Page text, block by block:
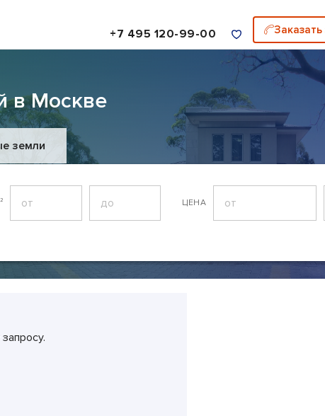
+7 495 120-99-00 Заказать
в Москве
земли
ЦЕНА